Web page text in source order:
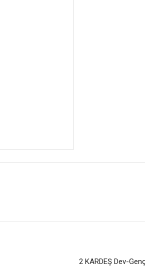
2 KARDEŞ Dev-